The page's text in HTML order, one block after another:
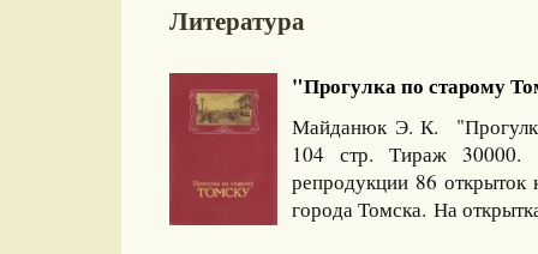
Литература
"Прогулка по старому
Майданюк Э. К.
104 стр. Тираж
репродукции 86
города Томска. На